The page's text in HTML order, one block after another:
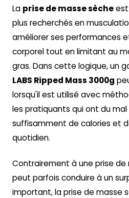
La prise de masse sèche
plus recherchés en
améliorer ses performances
corporel tout en limitant au
gras. Dans cette logique, un
LABS Ripped Mass 3000g
lorsqu'il est utilisé avec
les pratiquants qui ont du
suffisamment de calories et
quotidien.
Contrairement à une prise de
peut parfois conduire à un
important, la prise de masse